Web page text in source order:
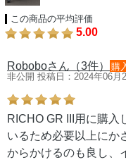
この商品の平均評価
5.00
Roboboさん（3件）
購
非公開 投稿日：2024年06月
RICHO GR III用に購入
いるため必要以上にか
からかけるのも良し、